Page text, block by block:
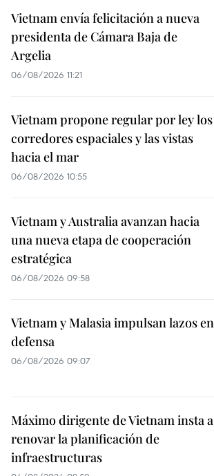
Vietnam envía felicitación a nueva
presidenta de Cámara Baja de
Argelia
06/08/2026 11:21
Vietnam propone regular por ley los
corredores espaciales y las vistas
hacia el mar
06/08/2026 10:55
Vietnam y Australia avanzan hacia
una nueva etapa de cooperación
estratégica
06/08/2026 09:58
Vietnam y Malasia impulsan lazos en
defensa
06/08/2026 09:07
Máximo dirigente de Vietnam insta a
renovar la planificación de
infraestructuras